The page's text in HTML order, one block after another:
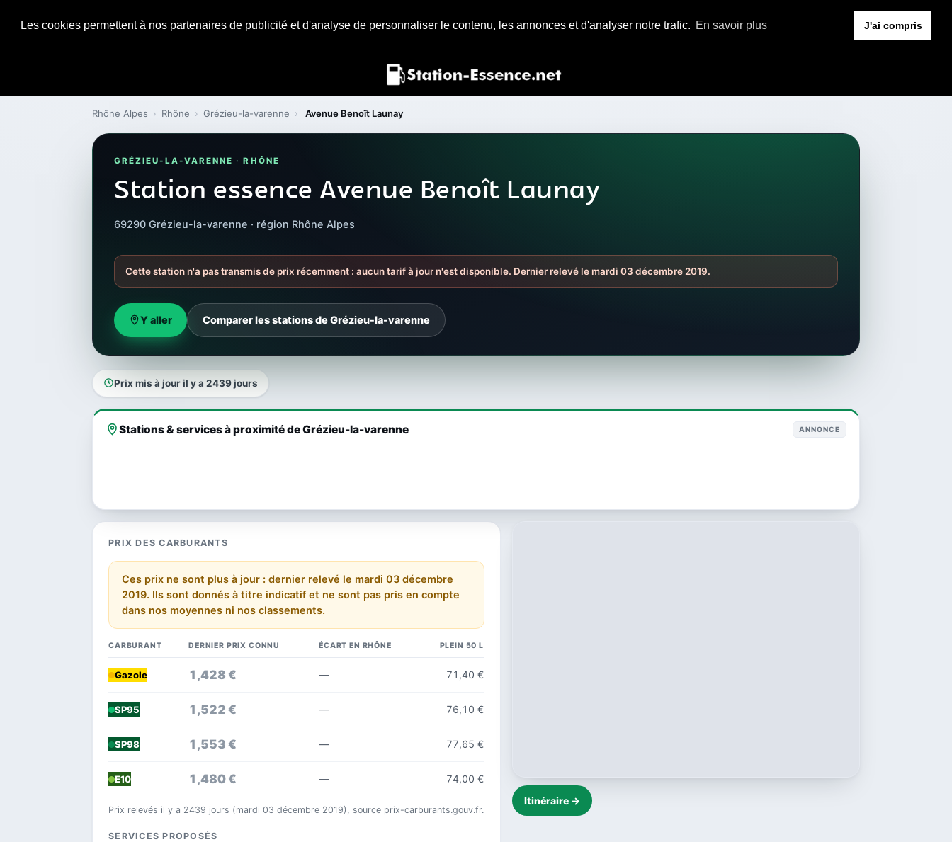
Les cookies permettent à nos partenaires de publicité et d'analyse de personnaliser le contenu, les annonces et d'analyser notre trafic. En savoir plus J'ai compris
Rhône Alpes › Rhône › Grézieu-la-varenne › Avenue Benoît Launay
GRÉZIEU-LA-VARENNE · RHÔNE
Station essence Avenue Benoît Launay
69290 Grézieu-la-varenne · région Rhône Alpes
Cette station n'a pas transmis de prix récemment : aucun tarif à jour n'est disponible. Dernier relevé le mardi 03 décembre 2019.
Y aller Comparer les stations de Grézieu-la-varenne
Prix mis à jour il y a 2439 jours
Stations & services à proximité de Grézieu-la-varenne ANNONCE
PRIX DES CARBURANTS
Ces prix ne sont plus à jour : dernier relevé le mardi 03 décembre
2019. Ils sont donnés à titre indicatif et ne sont pas pris en compte
dans nos moyennes ni nos classements.
CARBURANT DERNIER PRIX CONNU ÉCART EN RHÔNE PLEIN 50 L
Gazole 1,428 € — 71,40 €
SP95 1,522 € — 76,10 €
SP98 1,553 € — 77,65 €
E10 1,480 € — 74,00 €
Prix relevés il y a 2439 jours (mardi 03 décembre 2019), source prix-carburants.gouv.fr.
SERVICES PROPOSÉS
Itinéraire →